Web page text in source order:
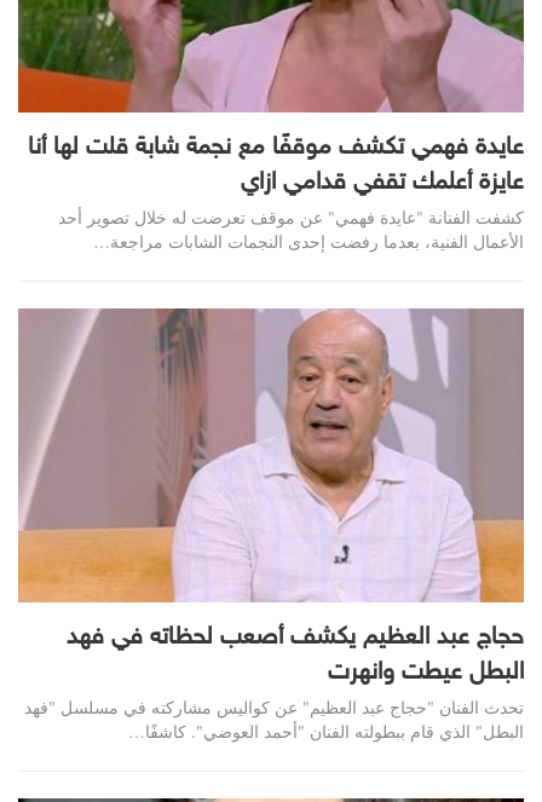
عايدة فهمي تكشف موقفًا مع نجمة شابة قلت لها أنا
عايزة أعلمك تقفي قدامي ازاي
كشفت الفنانة "عايدة فهمي" عن موقف تعرضت له خلال تصوير أحد
الأعمال الفنية، بعدما رفضت إحدى النجمات الشابات مراجعة…
حجاج عبد العظيم يكشف أصعب لحظاته في فهد
البطل عيطت وانهرت
تحدث الفنان "حجاج عبد العظيم" عن كواليس مشاركته في مسلسل "فهد
البطل" الذي قام ببطولته الفنان "أحمد العوضي". كاشفًا…